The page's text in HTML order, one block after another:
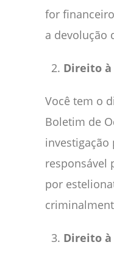
for
a devolução
Direito
Você tem o
Boletim de
investigação
responsável
por
Direito